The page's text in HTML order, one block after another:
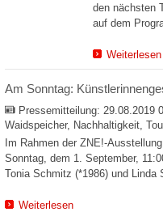
den nächsten
auf dem
Weiterlesen
Am Sonntag:
Pressemitteilung: 29.08.2019
Waidspeicher, Nachhaltigkeit,
Im Rahmen der ZNE!-
Sonntag, dem 1. September,
Tonia Schmitz (*1986) und Linda
Weiterlesen